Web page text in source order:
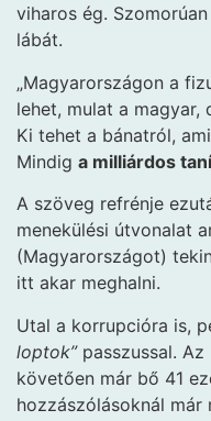
viharos ég.
lábát.
„Magyarországon a
lehet, mulat a magyar,
Ki tehet a bánatról,
Mindig a milliárdos
A szöveg refrénje
menekülési útvonalat
(Magyarországot)
itt akar meghalni.
Utal a korrupcióra is,
loptok”passzussal. Az
követően már bő 41
hozzászólásoknál